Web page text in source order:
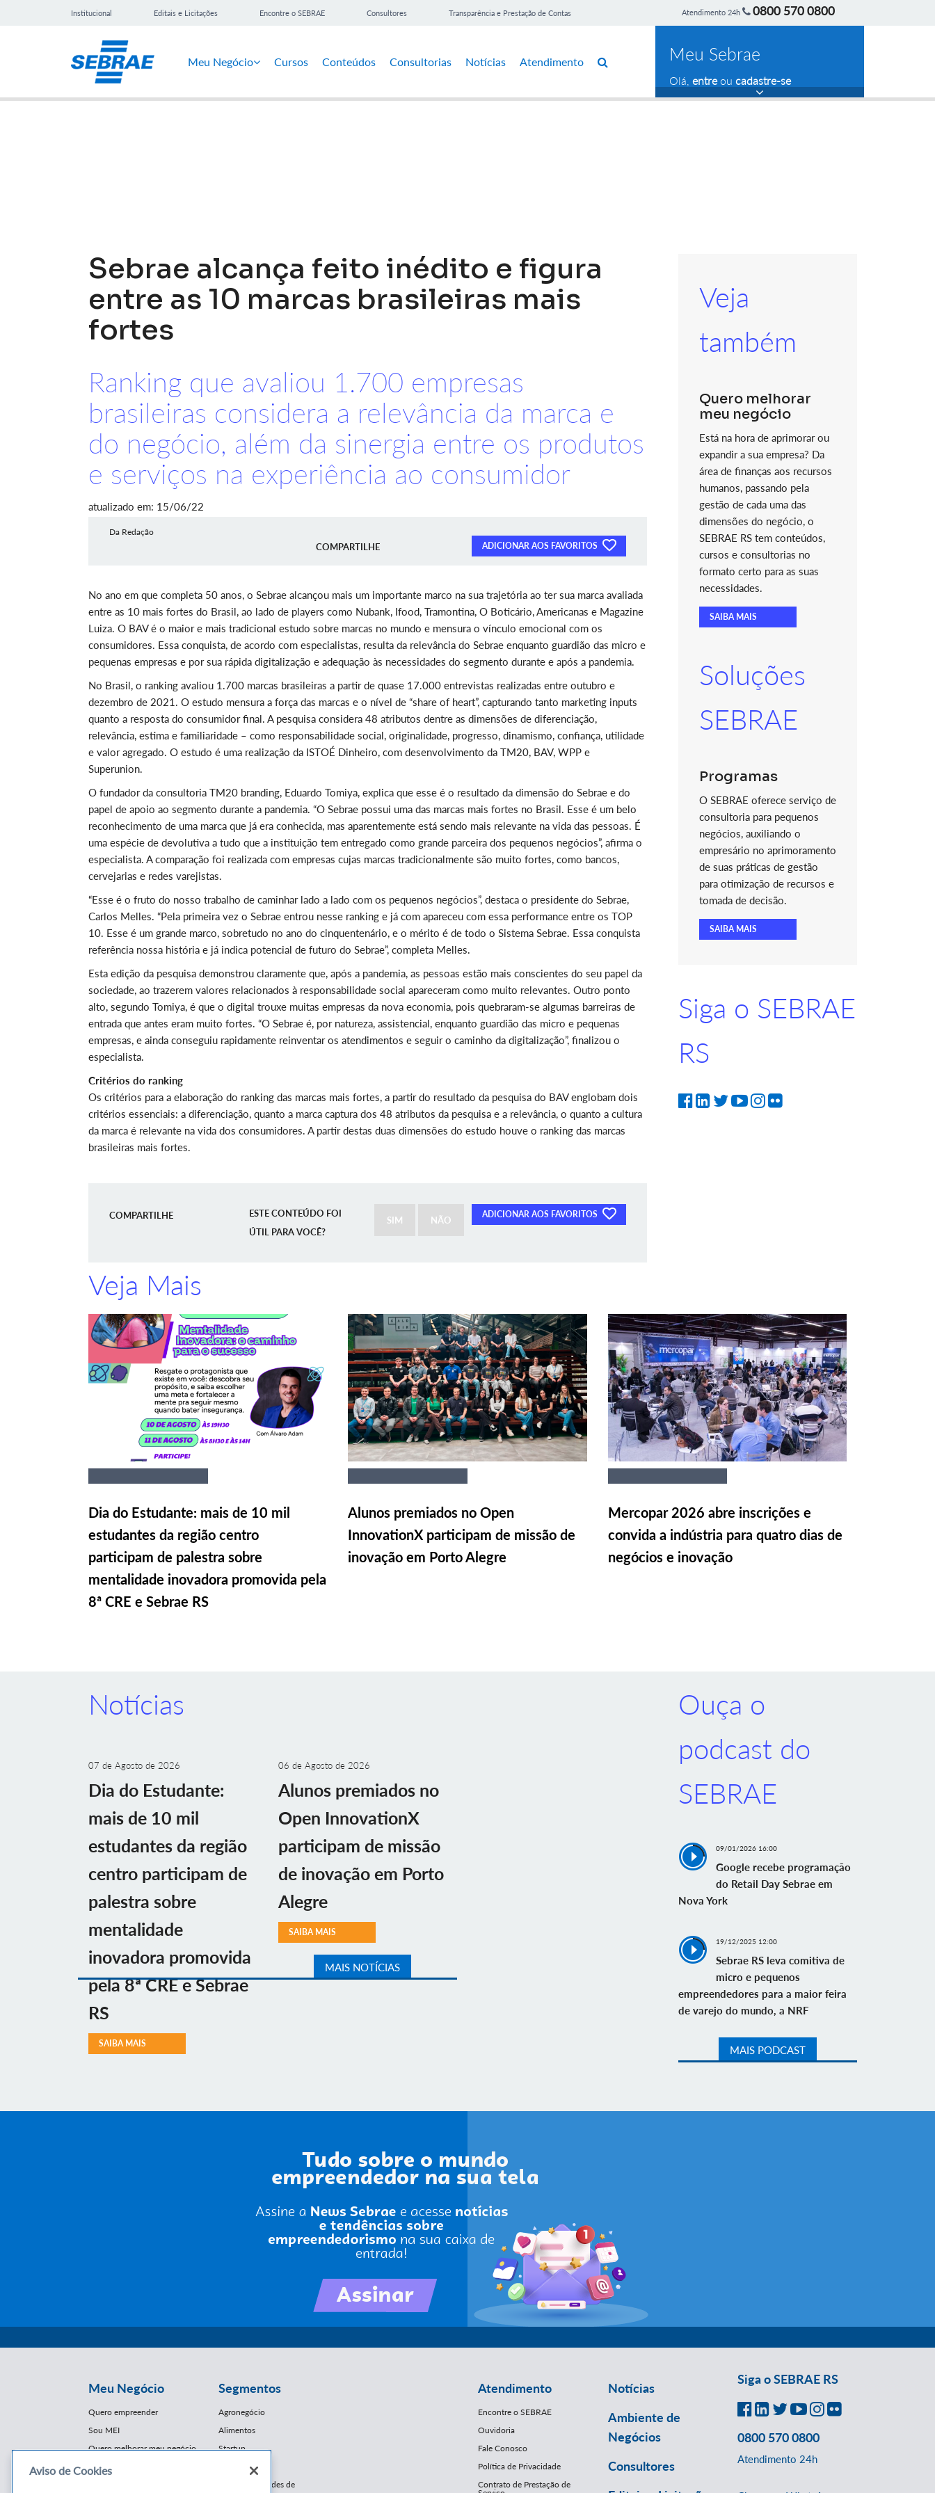
Institucional Editais e Licitações Encontre o SEBRAE Consultores Transparência e Prestação de Contas Atendimento 24h 0800 570 0800
Meu Negócio Cursos Conteúdos Consultorias Notícias Atendimento Meu Sebrae
Olá, entreou cadastre-se
Sebrae alcança feito inédito e figura
entre as 10 marcas brasileiras mais
fortes
Ranking que avaliou 1.700 empresas
brasileiras considera a relevância da marca e
do negócio, além da sinergia entre os produtos
e serviços na experiência ao consumidor
atualizado em: 15/06/22
Da Redação
COMPARTILHE ADICIONAR AOS FAVORITOS
No ano em que completa 50 anos, o Sebrae alcançou mais um importante marco na sua trajetória ao ter sua marca avaliada
entre as 10 mais fortes do Brasil, ao lado de players como Nubank, Ifood, Tramontina, O Boticário, Americanas e Magazine
Luiza. O BAV é o maior e mais tradicional estudo sobre marcas no mundo e mensura o vínculo emocional com os
consumidores. Essa conquista, de acordo com especialistas, resulta da relevância do Sebrae enquanto guardião das micro e
pequenas empresas e por sua rápida digitalização e adequação às necessidades do segmento durante e após a pandemia.
No Brasil, o ranking avaliou 1.700 marcas brasileiras a partir de quase 17.000 entrevistas realizadas entre outubro e
dezembro de 2021. O estudo mensura a força das marcas e o nível de “share of heart”, capturando tanto marketing inputs
quanto a resposta do consumidor final. A pesquisa considera 48 atributos dentre as dimensões de diferenciação,
relevância, estima e familiaridade – como responsabilidade social, originalidade, progresso, dinamismo, confiança, utilidade
e valor agregado. O estudo é uma realização da ISTOÉ Dinheiro, com desenvolvimento da TM20, BAV, WPP e
Superunion.
O fundador da consultoria TM20 branding, Eduardo Tomiya, explica que esse é o resultado da dimensão do Sebrae e do
papel de apoio ao segmento durante a pandemia. “O Sebrae possui uma das marcas mais fortes no Brasil. Esse é um belo
reconhecimento de uma marca que já era conhecida, mas aparentemente está sendo mais relevante na vida das pessoas. É
uma espécie de devolutiva a tudo que a instituição tem entregado como grande parceira dos pequenos negócios”, afirma o
especialista. A comparação foi realizada com empresas cujas marcas tradicionalmente são muito fortes, como bancos,
cervejarias e redes varejistas.
“Esse é o fruto do nosso trabalho de caminhar lado a lado com os pequenos negócios”, destaca o presidente do Sebrae,
Carlos Melles. “Pela primeira vez o Sebrae entrou nesse ranking e já com apareceu com essa performance entre os TOP
10. Esse é um grande marco, sobretudo no ano do cinquentenário, e o mérito é de todo o Sistema Sebrae. Essa conquista
referência nossa história e já indica potencial de futuro do Sebrae”, completa Melles.
Esta edição da pesquisa demonstrou claramente que, após a pandemia, as pessoas estão mais conscientes do seu papel da
sociedade, ao trazerem valores relacionados à responsabilidade social apareceram como muito relevantes. Outro ponto
alto, segundo Tomiya, é que o digital trouxe muitas empresas da nova economia, pois quebraram-se algumas barreiras de
entrada que antes eram muito fortes. “O Sebrae é, por natureza, assistencial, enquanto guardião das micro e pequenas
empresas, e ainda conseguiu rapidamente reinventar os atendimentos e seguir o caminho da digitalização”, finalizou o
especialista.
Critérios do ranking
Os critérios para a elaboração do ranking das marcas mais fortes, a partir do resultado da pesquisa do BAV englobam dois
critérios essenciais: a diferenciação, quanto a marca captura dos 48 atributos da pesquisa e a relevância, o quanto a cultura
da marca é relevante na vida dos consumidores. A partir destas duas dimensões do estudo houve o ranking das marcas
brasileiras mais fortes.
COMPARTILHE ADICIONAR AOS FAVORITOS
ESTE CONTEÚDO FOI
ÚTIL PARA VOCÊ?
SIM NÃO
Veja
também
Quero melhorar
meu negócio
Está na hora de aprimorar ou
expandir a sua empresa? Da
área de finanças aos recursos
humanos, passando pela
gestão de cada uma das
dimensões do negócio, o
SEBRAE RS tem conteúdos,
cursos e consultorias no
formato certo para as suas
necessidades.
SAIBA MAIS
Soluções
SEBRAE
Programas
O SEBRAE oferece serviço de
consultoria para pequenos
negócios, auxiliando o
empresário no aprimoramento
de suas práticas de gestão
para otimização de recursos e
tomada de decisão.
SAIBA MAIS
Siga o SEBRAE
RS
Veja Mais
Dia do Estudante: mais de 10 mil
estudantes da região centro
participam de palestra sobre
mentalidade inovadora promovida pela
8ª CRE e Sebrae RS
Alunos premiados no Open
InnovationX participam de missão de
inovação em Porto Alegre
Mercopar 2026 abre inscrições e
convida a indústria para quatro dias de
negócios e inovação
Notícias
07 de Agosto de 2026
Dia do Estudante:
mais de 10 mil
estudantes da região
centro participam de
palestra sobre
mentalidade
inovadora promovida
pela 8ª CRE e Sebrae
RS
SAIBA MAIS
06 de Agosto de 2026
Alunos premiados no
Open InnovationX
participam de missão
de inovação em Porto
Alegre
SAIBA MAIS
MAIS NOTÍCIAS
Ouça o
podcast do
SEBRAE
09/01/2026 16:00
Google recebe programação
do Retail Day Sebrae em
Nova York
19/12/2025 12:00
Sebrae RS leva comitiva de
micro e pequenos
empreendedores para a maior feira
de varejo do mundo, a NRF
MAIS PODCAST
Meu Negócio
Quero empreender
Sou MEI
Quero melhorar meu negócio
Segmentos
Agronegócio
Alimentos
Startup
E-Commerce
Franquias / Redes de
Atendimento
Encontre o SEBRAE
Ouvidoria
Fale Conosco
Política de Privacidade
Contrato de Prestação de
Notícias
Ambiente de
Negócios
Consultores
Siga o SEBRAE RS
0800 570 0800
Atendimento 24h
Aviso de Cookies